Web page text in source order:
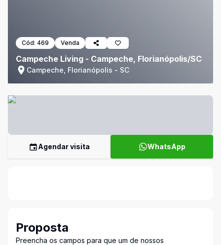
Cód: 469 Venda
Campeche Living - Campeche, Florianópolis/SC
Campeche, Florianópolis - SC
Agendar visita WhatsApp
Proposta
Preencha os campos para que um de nossos